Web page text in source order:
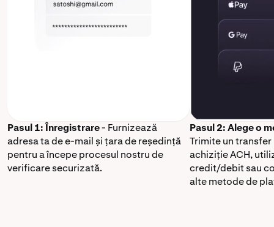
Pasul 1: Înregistrare- Furnizează
adresa ta de e-mail și țara de reședință
pentru a începe procesul nostru de
verificare securizată.
Pasul 2: Alege o
Trimite un
achiziție ACH,
credit/debit sau
alte metode de